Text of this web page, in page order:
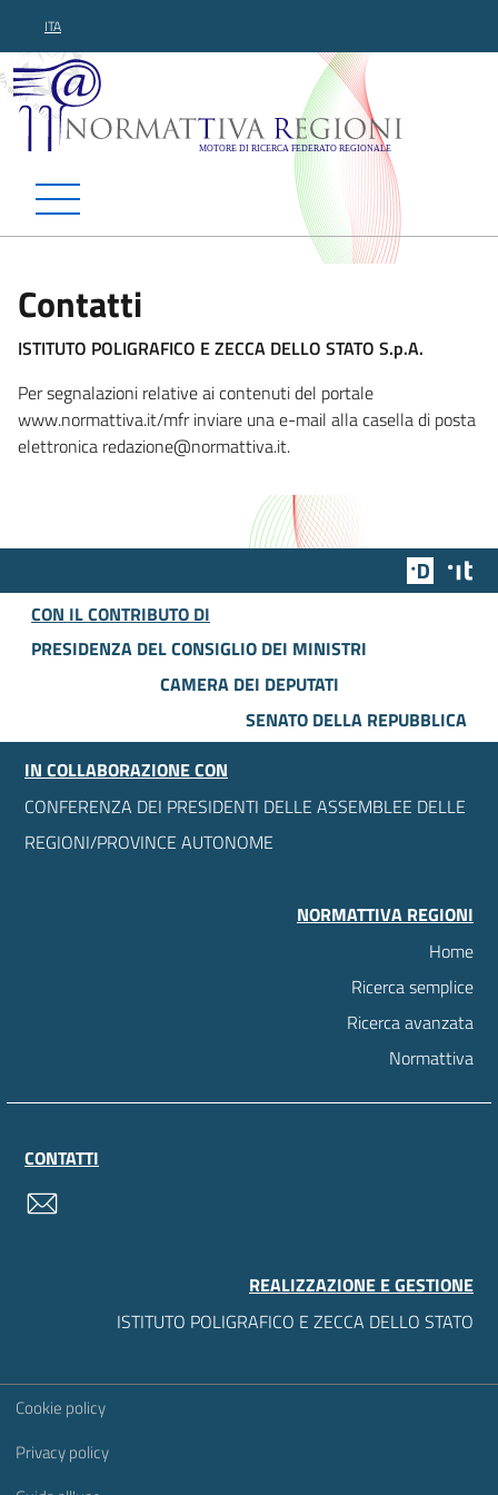
ITA
Normattiva Regioni -
Contatti
ISTITUTO POLIGRAFICO E ZECCA DELLO STATO S.p.A.
Per segnalazioni relative ai contenuti del portale
www.normattiva.it/mfr inviare una e-mail alla casella di posta
elettronica redazione@normattiva.it.
Team
CON IL CONTRIBUTO DI
PRESIDENZA DEL CONSIGLIO DEI MINISTRI
CAMERA DEI DEPUTATI
SENATO DELLA REPUBBLICA
IN COLLABORAZIONE CON
CONFERENZA DEI PRESIDENTI DELLE ASSEMBLEE DELLE
REGIONI/PROVINCE AUTONOME
NORMATTIVA REGIONI
Home
Ricerca semplice
Ricerca avanzata
Normattiva
CONTATTI
REALIZZAZIONE E GESTIONE
ISTITUTO POLIGRAFICO E ZECCA DELLO STATO
Sezione Link Utili
Cookie policy
Privacy policy